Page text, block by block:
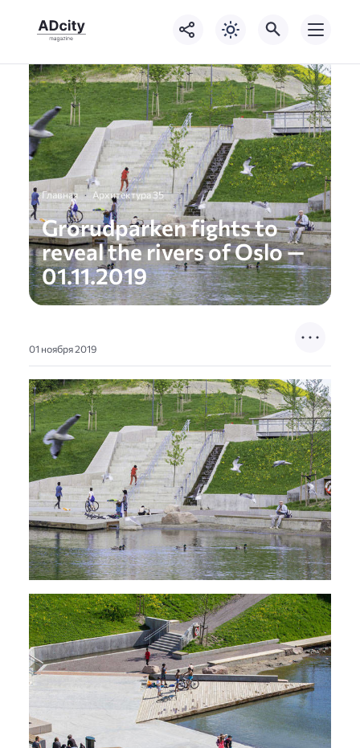
Главная Архитектура 35
Grorudparken fights to
reveal the rivers of Oslo —
01.11.2019
01 ноября 2019